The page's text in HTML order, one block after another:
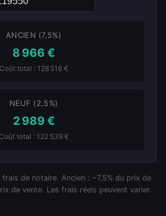
ANCIEN (7,5%)
8 966 €
Coût total : 128 516 €
NEUF (2,5%)
2 989 €
Coût total : 122 539 €
de notaire. Ancien : ~7,5% du prix de
de vente. Les frais réels peuvent varier.